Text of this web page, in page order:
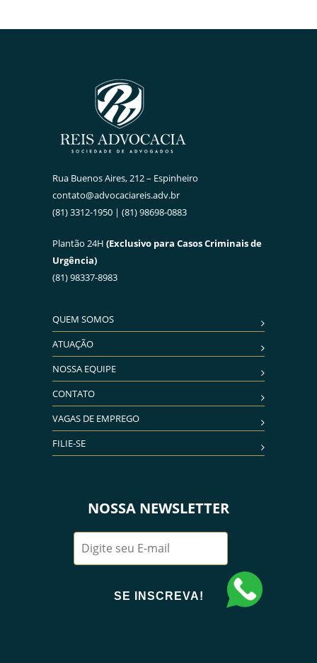
Rua Buenos Aires, 212 – Espinheiro
contato@advocaciareis.adv.br
(81) 3312-1950 | (81) 98698-0883
Plantão 24H (Exclusivo para Casos Criminais de
Urgência)
(81) 98337-8983
QUEM SOMOS
ATUAÇÃO
NOSSA EQUIPE
CONTATO
VAGAS DE EMPREGO
FILIE-SE
NOSSA NEWSLETTER